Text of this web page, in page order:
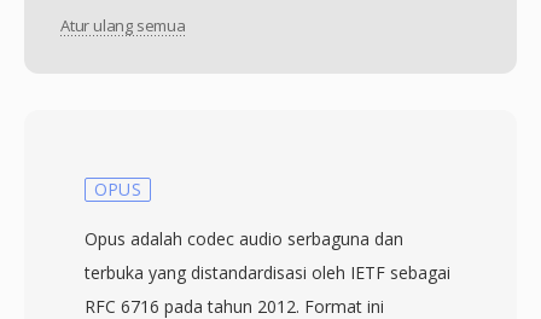
Atur ulang semua
OPUS
Opus adalah codec audio serbaguna dan
terbuka yang distandardisasi oleh IETF sebagai
RFC 6716 pada tahun 2012. Format ini